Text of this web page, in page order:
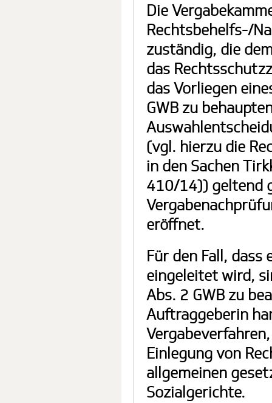
Die
Rechtsbehelfs-/
zuständig, die
das
das Vorliegen
GWB zu
(vgl. hierzu die
in den Sachen
410/14)) geltend
eröffnet.
Für den Fall,
eingeleitet wird,
Abs. 2 GWB zu
Auftraggeberin
Einlegung von
allgemeinen
Sozialgerichte.